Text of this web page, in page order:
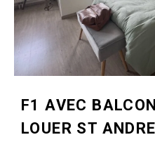
F1 AVEC
LOUER ST